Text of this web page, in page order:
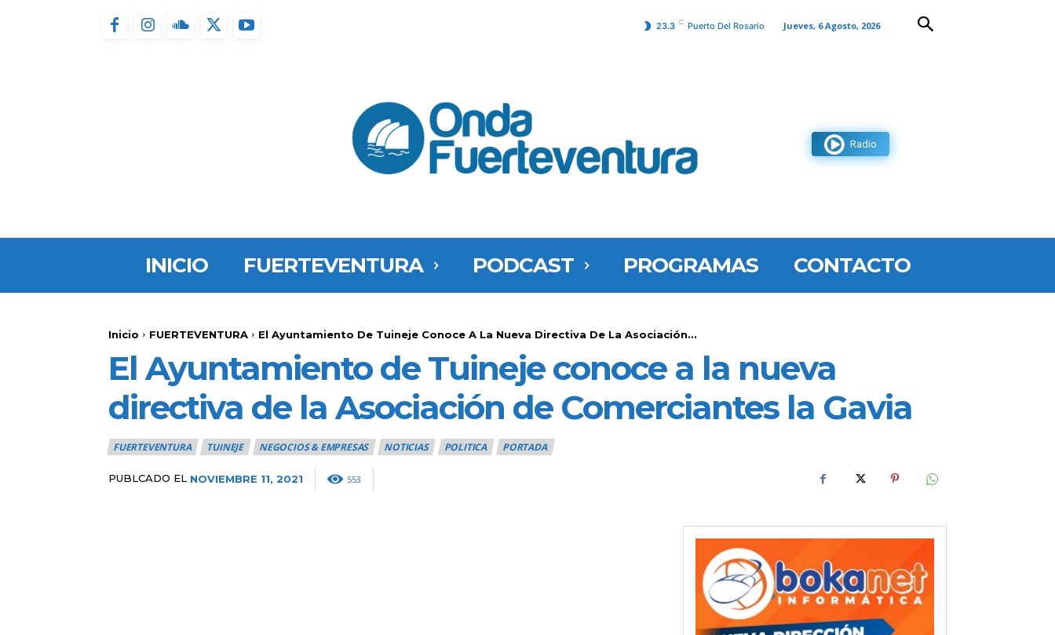
23.3 C Puerto Del Rosario Jueves, 6 Agosto, 2026
Radio
INICIO FUERTEVENTURA PODCAST PROGRAMAS CONTACTO
Inicio FUERTEVENTURA El Ayuntamiento De Tuineje Conoce A La Nueva Directiva De La Asociación...
El Ayuntamiento de Tuineje conoce a la nueva
directiva de la Asociación de Comerciantes la Gavia
FUERTEVENTURA TUINEJE NEGOCIOS & EMPRESAS NOTICIAS POLITICA PORTADA
PUBLCADO EL NOVIEMBRE 11, 2021 553